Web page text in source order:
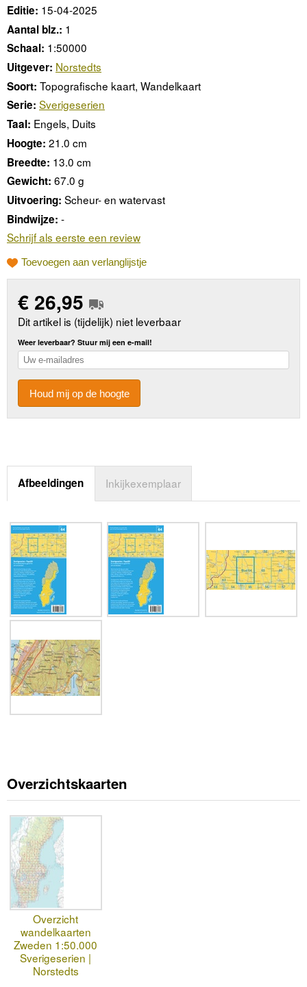
Editie: 15-04-2025
Aantal blz.: 1
Schaal: 1:50000
Uitgever: Norstedts
Soort: Topografische kaart, Wandelkaart
Serie: Sverigeserien
Taal: Engels, Duits
Hoogte: 21.0 cm
Breedte: 13.0 cm
Gewicht: 67.0 g
Uitvoering: Scheur- en watervast
Bindwijze: -
Schrijf als eerste een review
Toevoegen aan verlanglijstje
€ 26,95
Dit artikel is (tijdelijk) niet leverbaar
Weer leverbaar? Stuur mij een e-mail!
Houd mij op de hoogte
Afbeeldingen Inkijkexemplaar
Overzichtskaarten
Overzicht
wandelkaarten
Zweden 1:50.000
Sverigeserien |
Norstedts